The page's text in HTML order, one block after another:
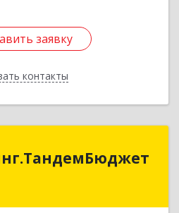
заявку
контакты
заявку
Назад